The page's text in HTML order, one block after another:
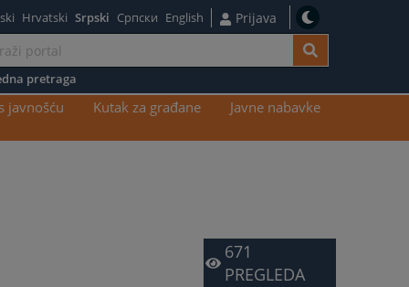
Hrvatski Srpski Српски English Prijava
pretraga
javnošću Kutak za građane
Javne nabavke
671
PREGLEDA